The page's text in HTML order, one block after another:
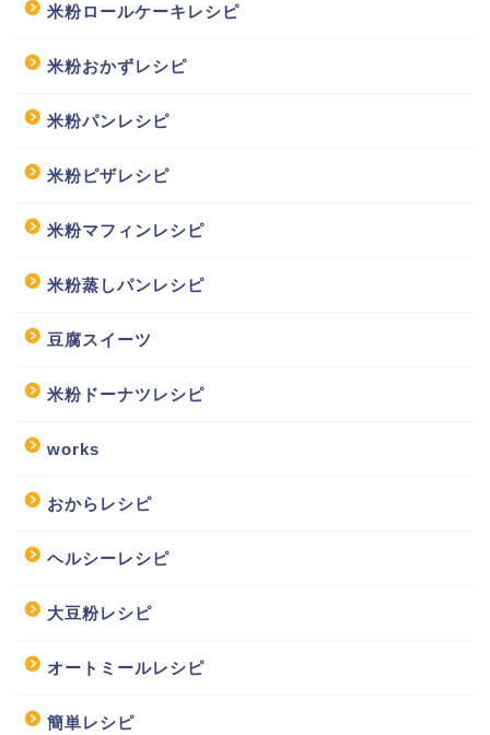
米粉ロールケーキレシピ
米粉おかずレシピ
米粉パンレシピ
米粉ピザレシピ
米粉マフィンレシピ
米粉蒸しパンレシピ
豆腐スイーツ
米粉ドーナツレシピ
works
おからレシピ
ヘルシーレシピ
大豆粉レシピ
オートミールレシピ
簡単レシピ